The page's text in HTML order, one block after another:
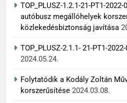
TOP_PLUSZ-1.2.1-21-PT1-
autóbusz megállóhelyek
közlekedésbiztonság javítása
TOP_PLUSZ-2.1.1- 21-PT1-
2024.05.24.
Folytatódik a Kodály Zoltán
korszerűsítése 2024.03.08.